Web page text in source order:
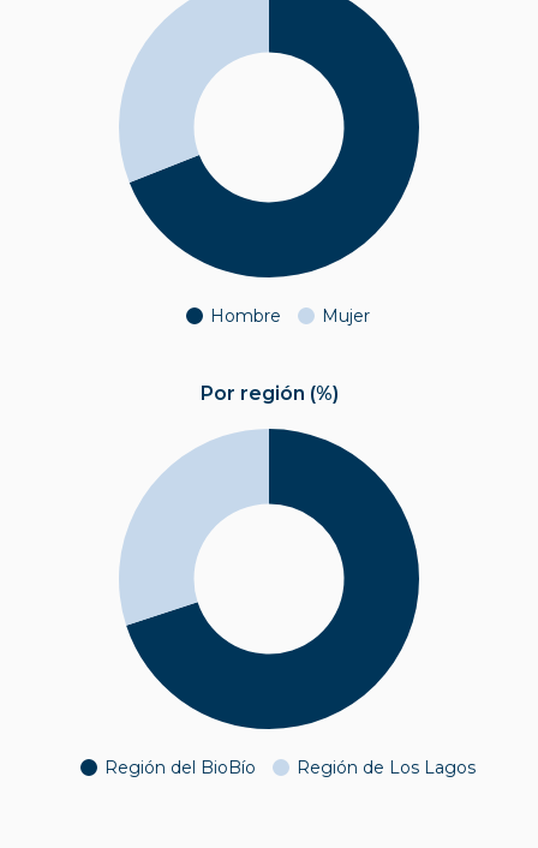
Hombre Mujer
Por región (%)
Región del BioBío Región de Los Lagos